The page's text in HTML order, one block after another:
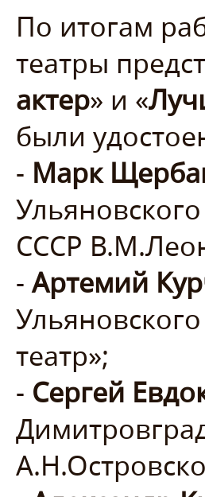
По итогам
театры
актер» и «
были
- Марк
СССР
-Артемий
театр»;
- Сергей